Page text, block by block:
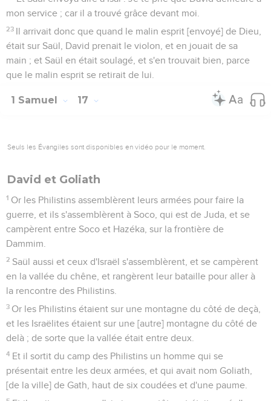
mon service ; car il a trouvé grâce devant moi.
23 Il arrivait donc que quand le malin esprit [envoyé] de Dieu,
était sur Saül, David prenait le violon, et en jouait de sa
main ; et Saül en était soulagé, et s'en trouvait bien, parce
que le malin esprit se retirait de lui.
1 Samuel 17
Seuls les Évangiles sont disponibles en vidéo pour le moment.
David et Goliath
1 Or les Philistins assemblèrent leurs armées pour faire la
guerre, et ils s'assemblèrent à Soco, qui est de Juda, et se
campèrent entre Soco et Hazéka, sur la frontière de
Dammim.
2 Saül aussi et ceux d'Israël s'assemblèrent, et se campèrent
en la vallée du chêne, et rangèrent leur bataille pour aller à
la rencontre des Philistins.
3 Or les Philistins étaient sur une montagne du côté de deçà,
et les Israëlites étaient sur une [autre] montagne du côté de
delà ; de sorte que la vallée était entre deux.
4 Et il sortit du camp des Philistins un homme qui se
présentait entre les deux armées, et qui avait nom Goliath,
[de la ville] de Gath, haut de six coudées et d'une paume.